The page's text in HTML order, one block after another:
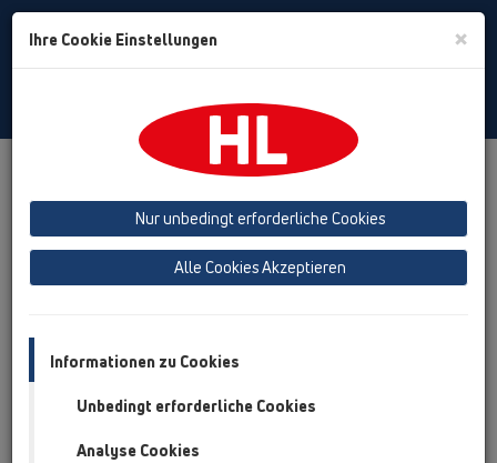
Toggle
Produktübersicht 16 Rückstauverschlüsse
Produktübersicht
16 Rückstauverschlüsse
Zusatzteile
HL01031D
16 Rückstauverschlüsse / Zusatzteile / Ersatzteile /
Ihre Cookie Einstellungen ×
Nur unbedingt erforderliche Cookies
Alle Cookies Akzeptieren
Informationen zu Cookies
Unbedingt erforderliche Cookies
Analyse Cookies